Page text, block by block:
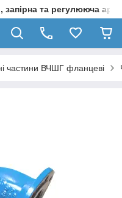
та регулююча
частини ВЧШГ фланцеві